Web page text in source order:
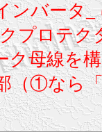
ンバータ_
プロテク
ク母線を
（①なら